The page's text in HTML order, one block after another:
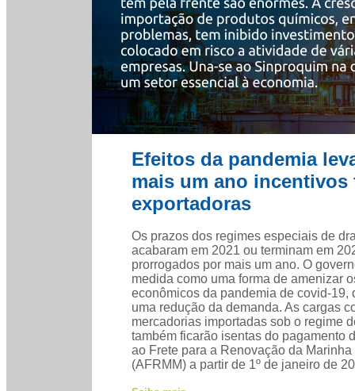
Efeitos da pandemia
mais um ano incentivos
exportadoras
Os prazos dos regimes especiais de
acabaram em 2021 ou terminam em
prorrogados por mais um ano. O
medida como uma forma de amenizar
econômicos da pandemia de covid-19,
uma redução da demanda. As cargas
mercadorias importadas sob o regime
também ficarão isentas do pagamento
ao Frete para a Renovação da Marinha
(AFRMM) a partir de 1º de janeiro de